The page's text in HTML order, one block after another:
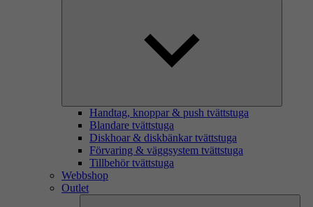
Handtag, knoppar & push tvättstuga
Blandare tvättstuga
Diskhoar & diskbänkar tvättstuga
Förvaring & väggsystem tvättstuga
Tillbehör tvättstuga
Webbshop
Outlet